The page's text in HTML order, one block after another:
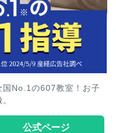
国No.1の607教室！お子
公式ページ